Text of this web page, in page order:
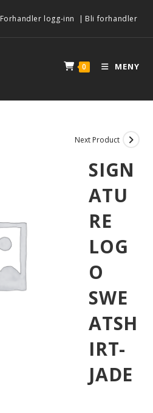
Forhandler logg-inn | Bli forhandler
0 MENY
Next Product
SIGN
ATU
RE
LOG
O
SWE
ATSH
IRT-
JADE